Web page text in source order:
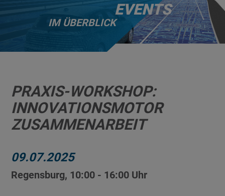
EVENTS
IM ÜBERBLICK
PRAXIS-WORKSHOP:
INNOVATIONSMOTOR
ZUSAMMENARBEIT
09.07.2025
Regensburg, 10:00 - 16:00 Uhr